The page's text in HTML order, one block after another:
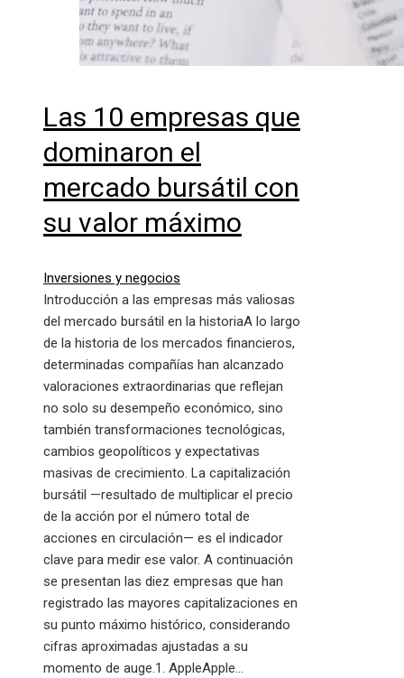
Las 10 empresas que
dominaron el
mercado bursátil con
su valor máximo
Inversiones y negocios
Introducción a las empresas más valiosas
del mercado bursátil en la historiaA lo largo
de la historia de los mercados financieros,
determinadas compañías han alcanzado
valoraciones extraordinarias que reflejan
no solo su desempeño económico, sino
también transformaciones tecnológicas,
cambios geopolíticos y expectativas
masivas de crecimiento. La capitalización
bursátil —resultado de multiplicar el precio
de la acción por el número total de
acciones en circulación— es el indicador
clave para medir ese valor. A continuación
se presentan las diez empresas que han
registrado las mayores capitalizaciones en
su punto máximo histórico, considerando
cifras aproximadas ajustadas a su
momento de auge.1. AppleApple…